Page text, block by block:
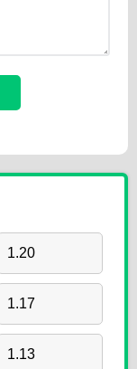
1.20
1.17
1.13